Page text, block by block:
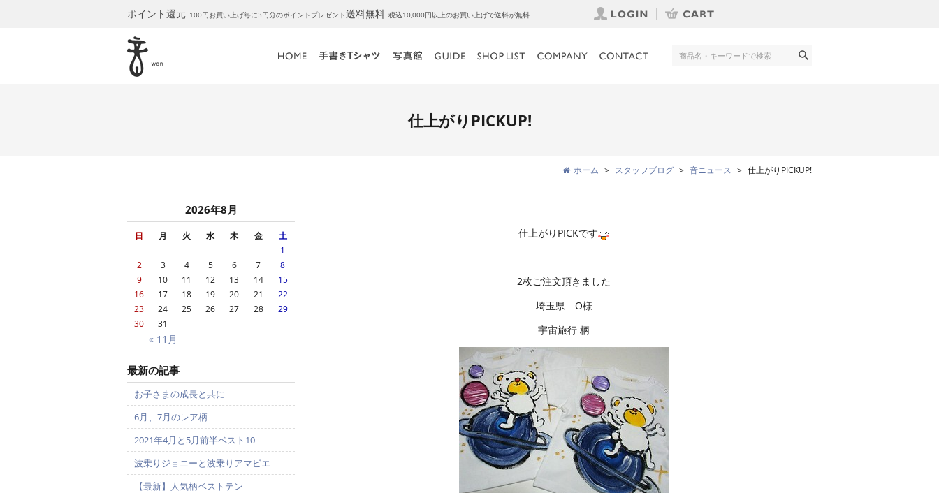
ポイント還元 100円お買い上げ毎に3円分のポイントプレゼント送料無料 税込10,000円以上のお買い上げで送料が無料
仕上がりPICKUP!
ホーム スタッフブログ 音ニュース 仕上がりPICKUP!
仕上がりPICKです
2枚ご注文頂きました
埼玉県 O様
宇宙旅行 柄
2026年8月
日 月 火 水 木 金 土
« 11月
1
2
3 4 5 6 7
8
9
10 11 12 13 14
15
16
17 18 19 20 21
22
23
24 25 26 27 28
29
30
31
最新の記事
お子さまの成長と共に
6月、7月のレア柄
2021年4月と5月前半ベスト10
波乗りジョニーと波乗りアマビエ
【最新】人気柄ベストテン